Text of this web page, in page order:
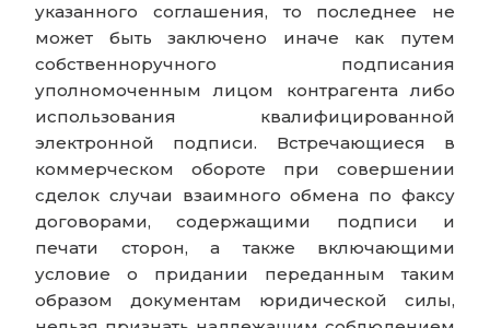
указанного соглашения, то последнее не
может быть заключено иначе как путем
собственноручного подписания
уполномоченным лицом контрагента либо
использования квалифицированной
электронной подписи. Встречающиеся в
коммерческом обороте при совершении
сделок случаи взаимного обмена по факсу
договорами, содержащими подписи и
печати сторон, а также включающими
условие о придании переданным таким
образом документам юридической силы,